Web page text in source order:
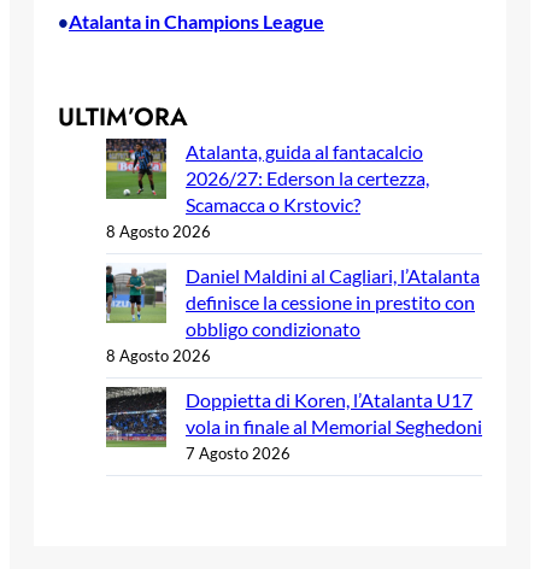
•Atalanta in Champions League
ULTIM’ORA
Atalanta, guida al fantacalcio
2026/27: Ederson la certezza,
Scamacca o Krstovic?
8 Agosto 2026
Daniel Maldini al Cagliari, l’Atalanta
definisce la cessione in prestito con
obbligo condizionato
8 Agosto 2026
Doppietta di Koren, l’Atalanta U17
vola in finale al Memorial Seghedoni
7 Agosto 2026